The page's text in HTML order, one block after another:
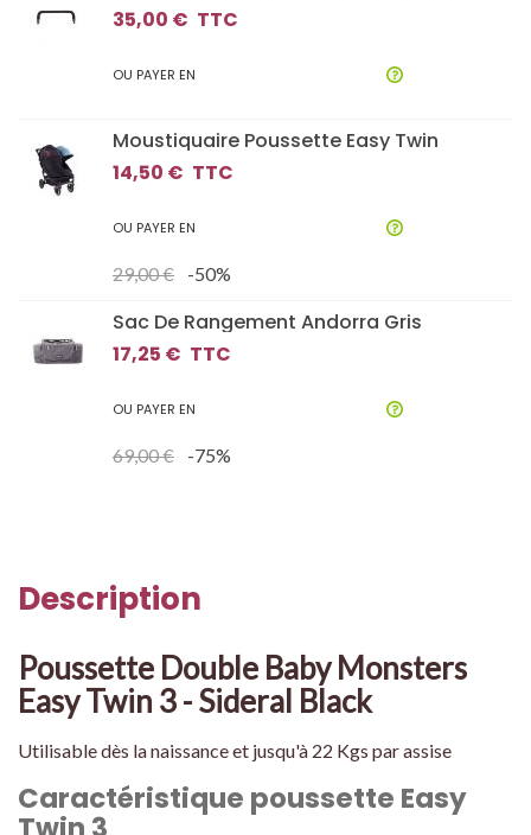
35,00 € TTC
OU PAYER EN
Moustiquaire Poussette Easy Twin
14,50 € TTC
OU PAYER EN
29,00 € -50%
Sac De Rangement Andorra Gris
17,25 € TTC
OU PAYER EN
69,00 € -75%
Description
Poussette Double Baby Monsters
Easy Twin 3 - Sideral Black
Utilisable dès la naissance et jusqu'à 22 Kgs par assise
Caractéristique poussette Easy